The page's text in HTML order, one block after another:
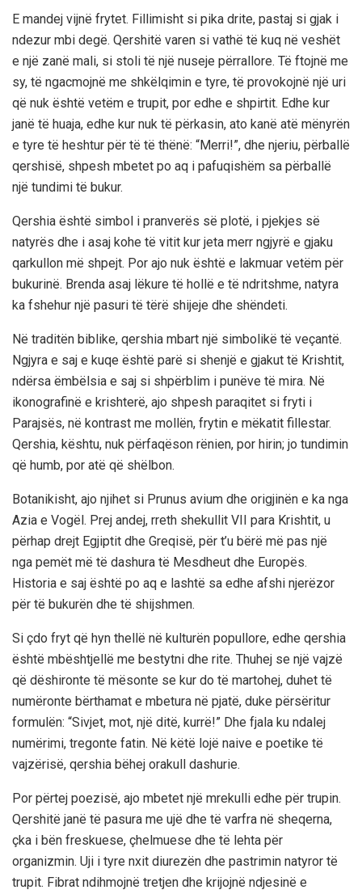
E mandej vijnë frytet. Fillimisht si pika drite, pastaj si gjak i
ndezur mbi degë. Qershitë varen si vathë të kuq në veshët
e një zanë mali, si stoli të një nuseje përrallore. Të ftojnë me
sy, të ngacmojnë me shkëlqimin e tyre, të provokojnë një uri
që nuk është vetëm e trupit, por edhe e shpirtit. Edhe kur
janë të huaja, edhe kur nuk të përkasin, ato kanë atë mënyrën
e tyre të heshtur për të të thënë: “Merri!”, dhe njeriu, përballë
qershisë, shpesh mbetet po aq i pafuqishëm sa përballë
një tundimi të bukur.
Qershia është simbol i pranverës së plotë, i pjekjes së
natyrës dhe i asaj kohe të vitit kur jeta merr ngjyrë e gjaku
qarkullon më shpejt. Por ajo nuk është e lakmuar vetëm për
bukurinë. Brenda asaj lëkure të hollë e të ndritshme, natyra
ka fshehur një pasuri të tërë shijeje dhe shëndeti.
Në traditën biblike, qershia mbart një simbolikë të veçantë.
Ngjyra e saj e kuqe është parë si shenjë e gjakut të Krishtit,
ndërsa ëmbëlsia e saj si shpërblim i punëve të mira. Në
ikonografinë e krishterë, ajo shpesh paraqitet si fryti i
Parajsës, në kontrast me mollën, frytin e mëkatit fillestar.
Qershia, kështu, nuk përfaqëson rënien, por hirin; jo tundimin
që humb, por atë që shëlbon.
Botanikisht, ajo njihet si Prunus avium dhe origjinën e ka nga
Azia e Vogël. Prej andej, rreth shekullit VII para Krishtit, u
përhap drejt Egjiptit dhe Greqisë, për t’u bërë më pas një
nga pemët më të dashura të Mesdheut dhe Europës.
Historia e saj është po aq e lashtë sa edhe afshi njerëzor
për të bukurën dhe të shijshmen.
Si çdo fryt që hyn thellë në kulturën popullore, edhe qershia
është mbështjellë me bestytni dhe rite. Thuhej se një vajzë
që dëshironte të mësonte se kur do të martohej, duhet të
numëronte bërthamat e mbetura në pjatë, duke përsëritur
formulën: “Sivjet, mot, një ditë, kurrë!” Dhe fjala ku ndalej
numërimi, tregonte fatin. Në këtë lojë naive e poetike të
vajzërisë, qershia bëhej orakull dashurie.
Por përtej poezisë, ajo mbetet një mrekulli edhe për trupin.
Qershitë janë të pasura me ujë dhe të varfra në sheqerna,
çka i bën freskuese, çhelmuese dhe të lehta për
organizmin. Uji i tyre nxit diurezën dhe pastrimin natyror të
trupit. Fibrat ndihmojnë tretjen dhe krijojnë ndjesinë e